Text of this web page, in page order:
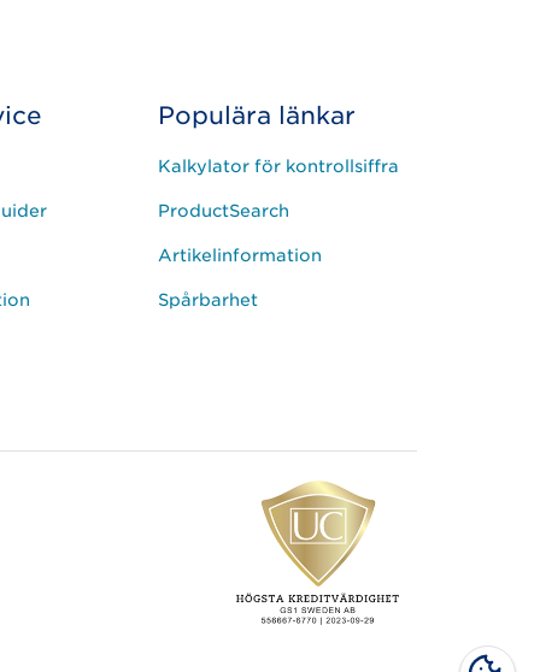
Populära länkar
Kalkylator för kontrollsiffra
ProductSearch
Artikelinformation
Spårbarhet